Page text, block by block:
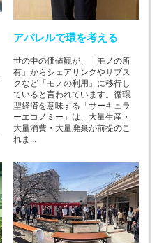
アパレルで環を考える
世の中の価値観が、「モノの所
有」からシェアリングやサブス
クなど「モノの利用」に移行し
ていると言われています。循環
型経済を意味する「サーキュラ
ーエコノミー」は、大量生産・
大量消費・大量廃棄が前提のこ
れま...